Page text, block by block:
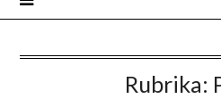
Rubrika: